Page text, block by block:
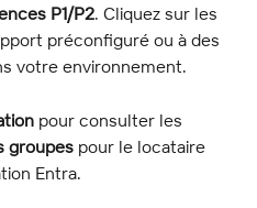
P1/P2. Cliquez sur les
préconfiguré ou à des
votre environnement.
pour consulter les
groupes pour le locataire
Entra.